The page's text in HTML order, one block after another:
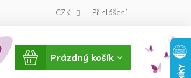
CZK Přihlášení
Nákupní
košík
Prázdný košík